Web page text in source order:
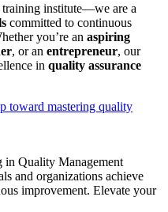
training institute—we are a
committed to continuous
you’re an aspiring
, or an entrepreneur, our
in quality assurance
toward mastering quality
in Quality Management
and organizations achieve
improvement. Elevate your